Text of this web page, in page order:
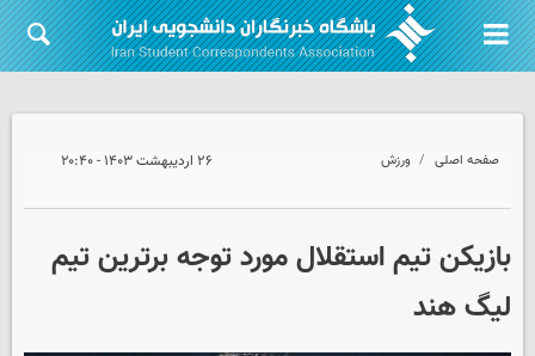
صفحه اصلی ورزش ۲۶ اردیبهشت ۱۴۰۳ - ۲۰:۴۰
بازیکن تیم استقلال مورد توجه برترین تیم
لیگ هند